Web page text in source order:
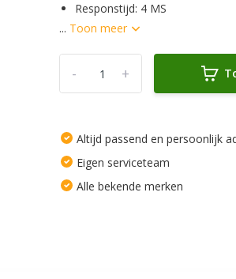
Responstijd: 4 MS
... Toon meer
+
-
Altijd passend en persoonlijk
Eigen serviceteam
Alle bekende merken